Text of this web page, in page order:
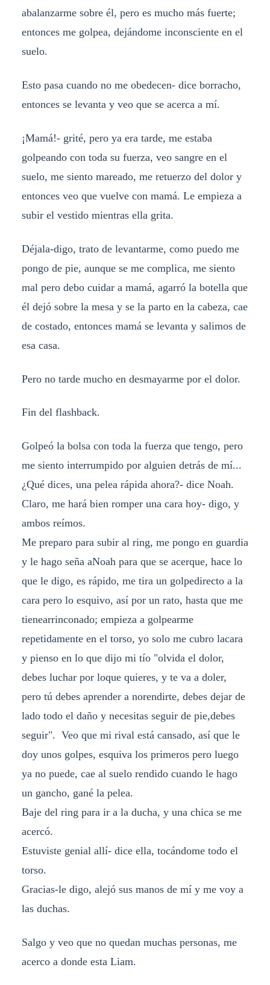
abalanzarme sobre él, pero es mucho más fuerte;
entonces me golpea, dejándome inconsciente en el
suelo.
Esto pasa cuando no me obedecen- dice borracho,
entonces se levanta y veo que se acerca a mí.
¡Mamá!- grité, pero ya era tarde, me estaba
golpeando con toda su fuerza, veo sangre en el
suelo, me siento mareado, me retuerzo del dolor y
entonces veo que vuelve con mamá. Le empieza a
subir el vestido mientras ella grita.
Déjala-digo, trato de levantarme, como puedo me
pongo de pie, aunque se me complica, me siento
mal pero debo cuidar a mamá, agarró la botella que
él dejó sobre la mesa y se la parto en la cabeza, cae
de costado, entonces mamá se levanta y salimos de
esa casa.
Pero no tarde mucho en desmayarme por el dolor.
Fin del flashback.
Golpeó la bolsa con toda la fuerza que tengo, pero
me siento interrumpido por alguien detrás de mí...
¿Qué dices, una pelea rápida ahora?- dice Noah.
Claro, me hará bien romper una cara hoy- digo, y
ambos reímos.
Me preparo para subir al ring, me pongo en guardia
y le hago seña aNoah para que se acerque, hace lo
que le digo, es rápido, me tira un golpedirecto a la
cara pero lo esquivo, así por un rato, hasta que me
tienearrinconado; empieza a golpearme
repetidamente en el torso, yo solo me cubro lacara
y pienso en lo que dijo mi tío "olvida el dolor,
debes luchar por loque quieres, y te va a doler,
pero tú debes aprender a norendirte, debes dejar de
lado todo el daño y necesitas seguir de pie,debes
seguir". Veo que mi rival está cansado, así que le
doy unos golpes, esquiva los primeros pero luego
ya no puede, cae al suelo rendido cuando le hago
un gancho, gané la pelea.
Baje del ring para ir a la ducha, y una chica se me
acercó.
Estuviste genial allí- dice ella, tocándome todo el
torso.
Gracias-le digo, alejó sus manos de mí y me voy a
las duchas.
Salgo y veo que no quedan muchas personas, me
acerco a donde esta Liam.